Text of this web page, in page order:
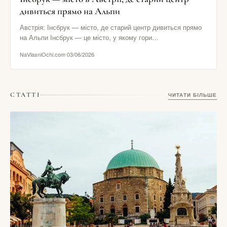
дивиться прямо на Альпи
Австрія: Інсбрук — місто, де старий центр дивиться прямо
на Альпи Інсбрук — це місто, у якому гори…
NaVlasniOchi.com03/06/2026
СТАТТІ ЧИТАТИ БІЛЬШЕ